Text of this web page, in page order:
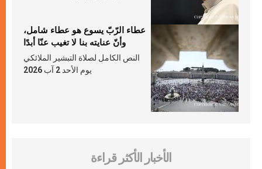
عطاء الرّبّ يسوع هو عطاء شامل،
وأنّ عنايته بنا لا تغيب عنّا أبدًا
النص الكامل لصلاة التبشير الملائكي
يوم الأحد 2 آب 2026
الأخبار الأكثر قراءة